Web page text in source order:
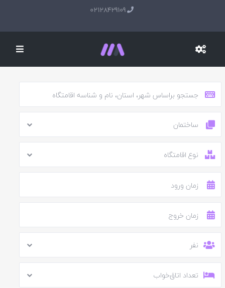
02128429109
ساختمان
نوع اقامتگاه
نفر
تعداد اتاق‌خواب